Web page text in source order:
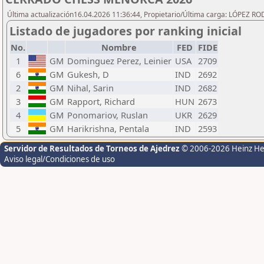
Última actualización16.04.2026 11:36:44, Propietario/Última carga: LÓPEZ
Listado de jugadores por ranking inicial
No. Nombre FED FIDE
1
GM Dominguez Perez, Leinier USA 2709
6
GM Gukesh, D IND
2692
2
GM Nihal, Sarin IND
2682
3
GM Rapport, Richard HUN 2673
4
GM Ponomariov, Ruslan UKR 2629
5
GM Harikrishna, Pentala IND 2593
Servidor de Resultados de Torneos de Ajedrez © 2006-2026 Heinz
Aviso legal/Condiciones de uso